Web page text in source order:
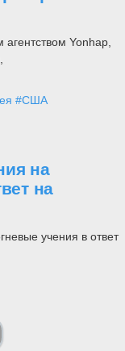
Yonhap,
#США
на
на
учения в ответ